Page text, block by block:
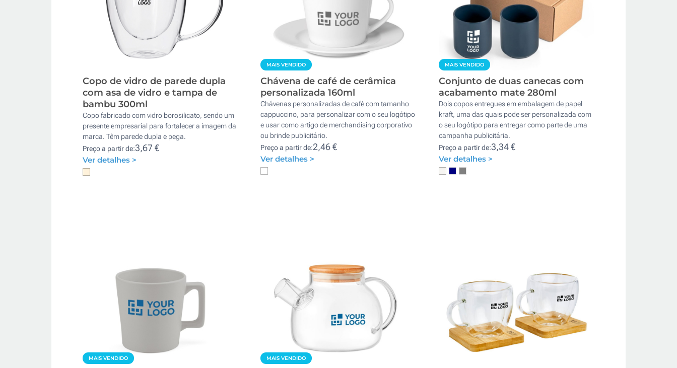
Copo de vidro de parede dupla
com asa de vidro e tampa de
bambu 300ml
Copo fabricado com vidro borosilicato, sendo um
presente empresarial para fortalecer a imagem da
marca. Têm parede dupla e pega.
Preço a partir de:3,67 €
Ver detalhes >
MAIS VENDIDO
Chávena de café de cerâmica
personalizada 160ml
Chávenas personalizadas de café com tamanho
cappuccino, para personalizar com o seu logótipo
e usar como artigo de merchandising corporativo
ou brinde publicitário.
Preço a partir de:2,46 €
Ver detalhes >
MAIS VENDIDO
Conjunto de duas canecas com
acabamento mate 280ml
Dois copos entregues em embalagem de papel
kraft, uma das quais pode ser personalizada com
o seu logótipo para entregar como parte de uma
campanha publicitária.
Preço a partir de:3,34 €
Ver detalhes >
MAIS VENDIDO MAIS VENDIDO